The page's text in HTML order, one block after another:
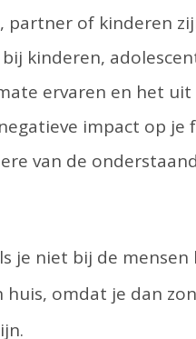
partner of kinderen
kinderen,
ervaren en het
impact op je
van de
je niet bij de
huis, omdat je dan